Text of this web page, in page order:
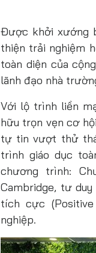
Được khởi xướng
thiện trải nghiệm
toàn diện của
lãnh đạo nhà
Với lộ trình liền
hữu trọn vẹn cơ
tự tin vượt thử
trình giáo dục
chương trình:
Cambridge, tư duy
tích cực
nghiệp.